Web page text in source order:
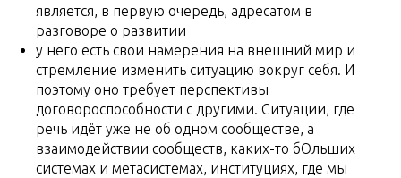
является, в первую очередь, адресатом в
разговоре о развитии
у него есть свои намерения на внешний мир и
стремление изменить ситуацию вокруг себя. И
поэтому оно требует перспективы
договороспособности с другими. Ситуации, где
речь идёт уже не об одном сообществе, а
взаимодействии сообществ, каких-то бОльших
системах и метасистемах, институциях, где мы